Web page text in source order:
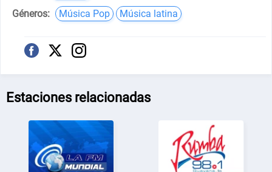
Géneros:
Música Pop Música latina
Estaciones relacionadas